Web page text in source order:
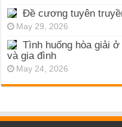
Đề cương tuyên
May 29, 2026
Tình huống hòa giải
và gia đình
May 24, 2026